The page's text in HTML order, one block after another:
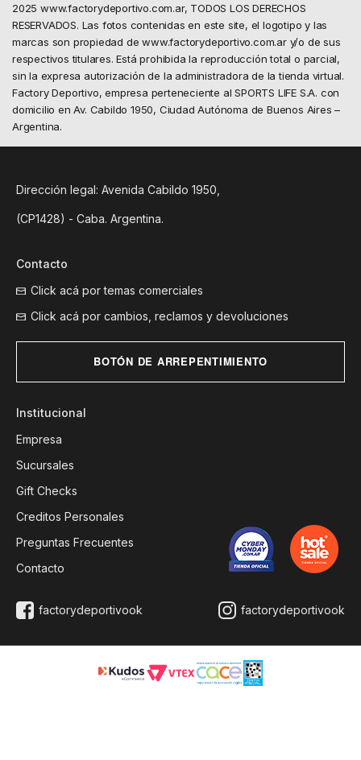
2025 www.factorydeportivo.com.ar, TODOS LOS DERECHOS
RESERVADOS. Las fotos contenidas en este site, el logotipo y las
marcas son propiedad de www.factorydeportivo.com.ar y/o de sus
respectivos titulares. Está prohibida la reproducción total o parcial,
sin la expresa autorización de la administradora de la tienda virtual.
Factory Deportivo, empresa perteneciente al SPORTS LIFE S.A. con
domicilio en Av. Cabildo 1950, Ciudad Autónoma de Buenos Aires –
Argentina.
Dirección legal: Avenida Cabildo 1950,
(CP1428) - Caba. Argentina.
Institucional
Empresa
Sucursales
Gift Checks
Creditos Personales
Preguntas Frecuentes
Contacto
Contacto
Click acá por temas comerciales
Click acá por cambios, reclamos y devoluciones
BOTÓN DE ARREPENTIMIENTO
factorydeportivook factorydeportivook